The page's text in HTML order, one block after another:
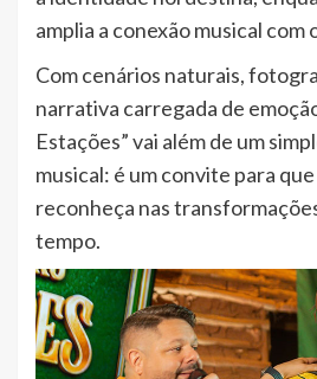
amplia a conexão musical com
Com cenários naturais,
narrativa carregada de
Estações” vai além de um
musical: é um convite para
reconheça nas
tempo.